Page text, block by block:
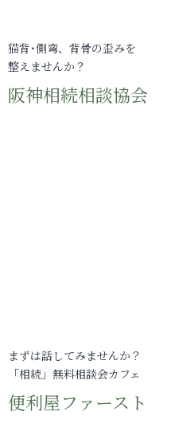
猫背･側弯、背骨の歪みを
整えませんか？
阪神相続相談協会
まずは話してみませんか？
「相続」無料相談会カフェ
便利屋ファースト